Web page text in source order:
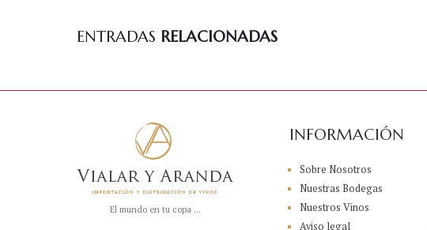
ENTRADAS RELACIONADAS
El mundo en tu copa ...
INFORMACIÓN
Sobre Nosotros
Nuestras Bodegas
Nuestros Vinos
Aviso legal